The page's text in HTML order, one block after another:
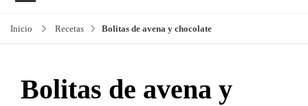
Inicio Recetas Bolitas de avena y chocolate
Bolitas de avena y